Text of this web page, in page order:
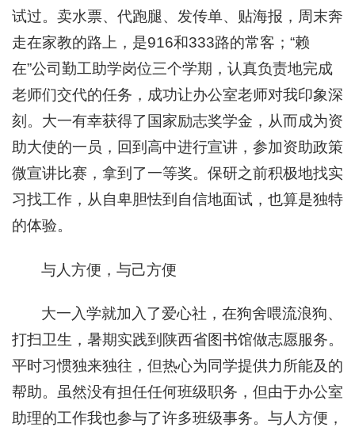
试过。卖水票、代跑腿、发传单、贴海报，周末奔
走在家教的路上，是916和333路的常客；“赖
在”公司勤工助学岗位三个学期，认真负责地完成
老师们交代的任务，成功让办公室老师对我印象深
刻。大一有幸获得了国家励志奖学金，从而成为资
助大使的一员，回到高中进行宣讲，参加资助政策
微宣讲比赛，拿到了一等奖。保研之前积极地找实
习找工作，从自卑胆怯到自信地面试，也算是独特
的体验。
与人方便，与己方便
大一入学就加入了爱心社，在狗舍喂流浪狗、
打扫卫生，暑期实践到陕西省图书馆做志愿服务。
平时习惯独来独往，但热心为同学提供力所能及的
帮助。虽然没有担任任何班级职务，但由于办公室
助理的工作我也参与了许多班级事务。与人方便，